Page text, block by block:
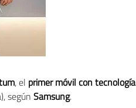
, el primer móvil con tecnología
según Samsung.